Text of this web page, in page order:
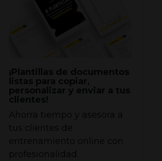
Ahorra tiempo y asesora a
tus clientes de
entrenamiento online con
profesionalidad.